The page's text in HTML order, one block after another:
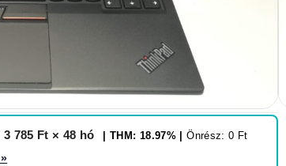
3 785 Ft × 48 hó | THM: 18.97% |Önrész: 0 Ft
»